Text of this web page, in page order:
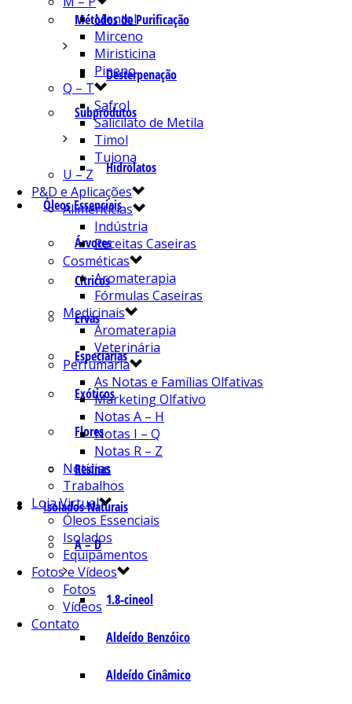
Métodos de Purificação
Desterpenação
Subprodutos
Hidrolatos
Óleos Essenciais
Árvores
Cítricos
Ervas
Especiarias
Exóticos
Flores
Resinas
Isolados Naturais
A – D
1.8-cineol
Aldeído Benzóico
Aldeído Cinâmico
Mentol
Mirceno
Miristicina
Pineno
Q – T
Safrol
Salicilato de Metila
Timol
Tujona
U – Z
P&D e Aplicações
Alimentícias
Indústria
Receitas Caseiras
Cosméticas
Aromaterapia
Fórmulas Caseiras
Medicinais
Aromaterapia
Veterinária
Perfumaria
As Notas e Famílias Olfativas
Marketing Olfativo
Notas A – H
Notas I – Q
Notas R – Z
Notícias
Trabalhos
Loja Virtual
Óleos Essenciais
Isolados
Equipamentos
Fotos e Vídeos
Fotos
Vídeos
Contato